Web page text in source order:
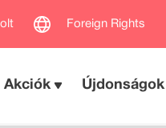
Foreign Rights
Akciók Újdonságok